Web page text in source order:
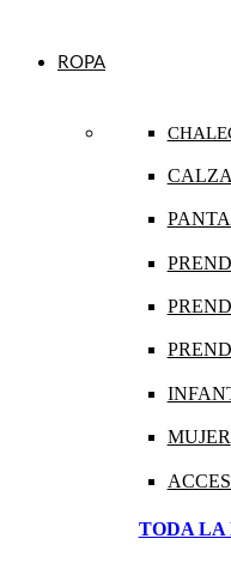
ROPA
MUJER
TODA LA